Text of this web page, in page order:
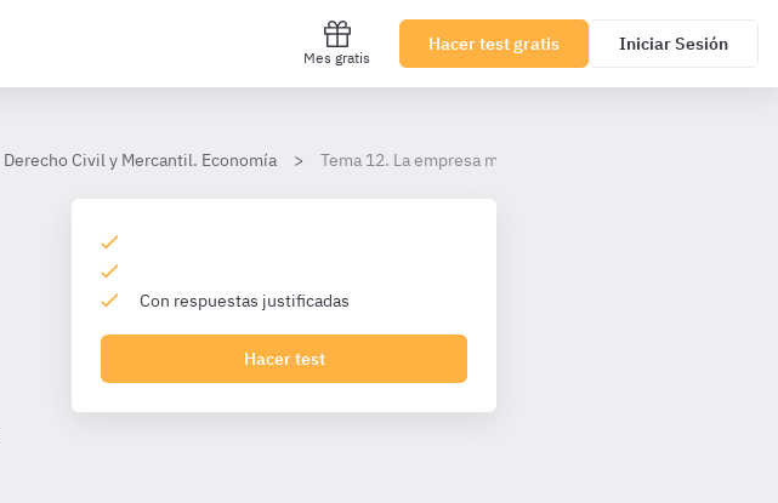
Mes gratis
Hacer test gratis Iniciar Sesión
Derecho Civil y Mercantil. Economía Tema 12. La empresa mercantil
Con respuestas justificadas
Hacer test